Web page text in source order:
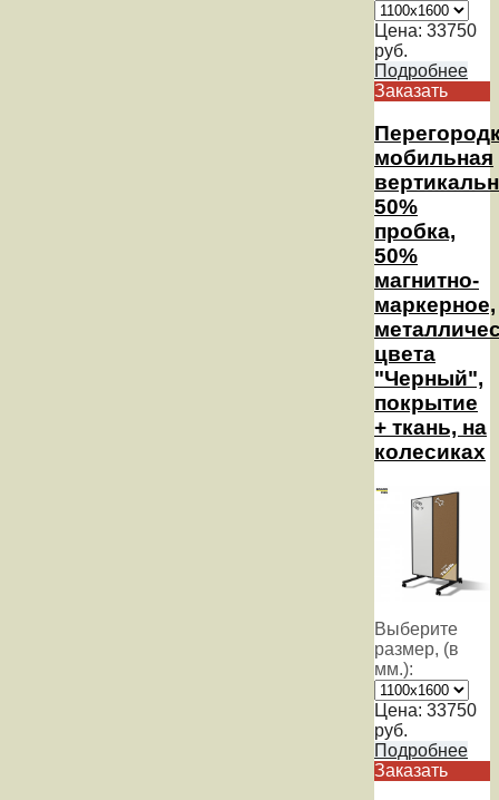
Цена: 33750
руб.
Подробнее
Заказать
мобильная
50%
пробка,
50%
магнитно-
маркерное,
цвета
"Черный",
покрытие
+ ткань, на
колесиках
Выберите
размер, (в
мм.):
Цена: 33750
руб.
Подробнее
Заказать